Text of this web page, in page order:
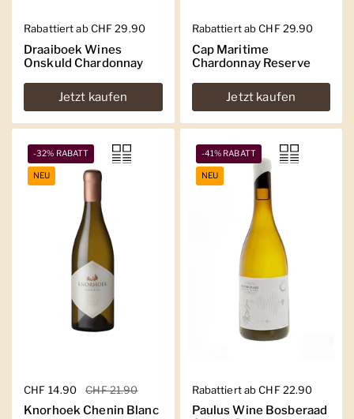
Regulärer Preis
Rabattiert ab CHF 29.90
Draaiboek Wines
Onskuld Chardonnay
Jetzt kaufen
Regulärer Preis
Rabattiert ab CHF 29.90
Cap Maritime
Chardonnay Reserve
Jetzt kaufen
Regulärer Preis
CHF 14.90 Sale-Preis
CHF 21.90
Knorhoek Chenin Blanc
-32% RABATT
NEU
Regulärer Preis
Rabattiert ab CHF 22.90
Paulus Wine Bosberaad
-41% RABATT
NEU